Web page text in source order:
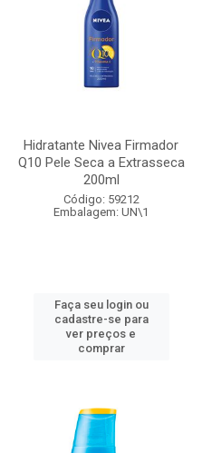
Hidratante Nivea Firmador
Q10 Pele Seca a Extrasseca
200ml
Código: 59212
Embalagem: UN\1
Faça seu login ou
cadastre-se para
ver preços e
comprar